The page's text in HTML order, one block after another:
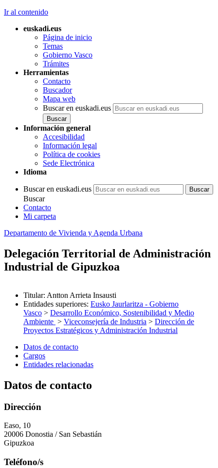
Ir al contenido
euskadi.eus
Página de inicio
Temas
Gobierno Vasco
Trámites
Herramientas
Contacto
Buscador
Mapa web
Buscar en euskadi.eus
Información general
Accesibilidad
Información legal
Política de cookies
Sede Electrónica
Idioma
Buscar en euskadi.eus
Buscar
Contacto
Mi carpeta
Departamento de Vivienda y Agenda Urbana
Delegación Territorial de Administración
Industrial de Gipuzkoa
Titular: Antton Arrieta Insausti
Entidades superiores: Eusko Jaurlaritza - Gobierno
Vasco > Desarrollo Económico, Sostenibilidad y Medio
Ambiente > Viceconsejería de Industria > Dirección de
Proyectos Estratégicos y Administración Industrial
Datos de contacto
Cargos
Entidades relacionadas
Datos de contacto
Dirección
Easo, 10
20006 Donostia / San Sebastián
Gipuzkoa
Teléfono/s